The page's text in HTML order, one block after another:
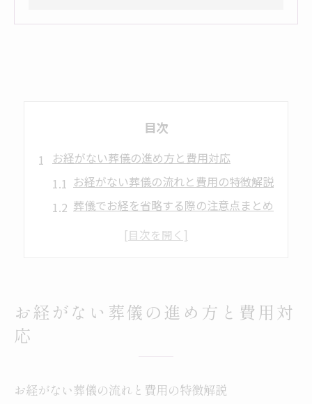
目次
お経がない葬儀の進め方と費用対応
お経がない葬儀の流れと費用の特徴解説
葬儀でお経を省略する際の注意点まとめ
トラブル回避のための葬儀手続き実務
葬儀に必要な給付金申請の流れと書類
葬儀給付金の申請期限と注意したい点
お経がない葬儀の進め方と費用対
応
お経がない葬儀の流れと費用の特徴解説